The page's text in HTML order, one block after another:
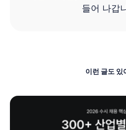
들어 나갑
이런 글도 있